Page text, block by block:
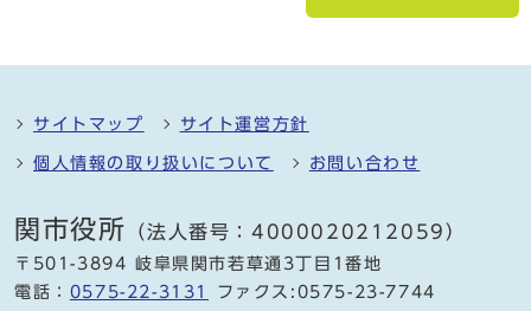
サイトマップ サイト運営方針
個人情報の取り扱いについて お問い合わせ
関市役所 （法人番号：4000020212059）
〒501-3894 岐阜県関市若草通3丁目1番地
電話： 0575-22-3131
ファクス:0575-23-7744